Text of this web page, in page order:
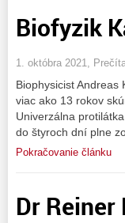
Biofyzik
1. októbra 2021,
Biophysicist Andreas
viac ako 13 rokov
Univerzálna
do štyroch dní plne
Pokračovanie článku
Dr